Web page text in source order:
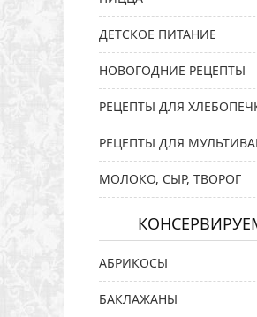
ДЕТСКОЕ ПИТАНИЕ
НОВОГОДНИЕ РЕЦЕПТЫ
РЕЦЕПТЫ ДЛЯ
РЕЦЕПТЫ ДЛЯ
МОЛОКО, СЫР, ТВОРОГ
АБРИКОСЫ
БАКЛАЖАНЫ